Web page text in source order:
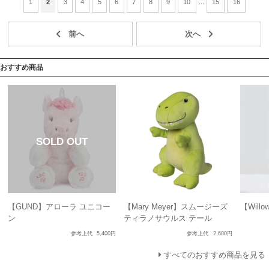
1 2 3 4 5 6 7 8 9 10 15 16
おすすめ商品
【GUND】アローラ ユニコー
ン
参考上代 5,400円
【Mary Meyer】スムージーズ
ティラノサウルス テール
参考上代 2,600円
【
すべてのおすすめ商品を見る